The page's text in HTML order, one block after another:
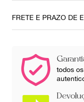
Brasília
Preto
Número de Série
2997181073
FRETE E PRAZO DE
todos